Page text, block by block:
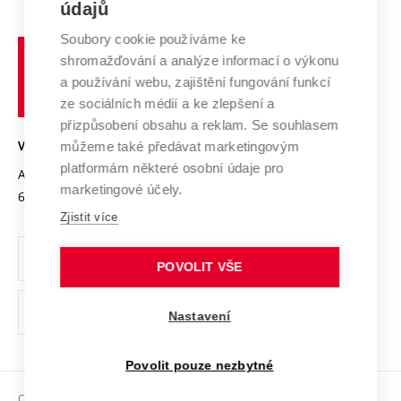
Systém zajišťování kvality výzkumu
Výzkumné infrastruktury
Transfer znalostí
Open Science
Projekty
Projekty ze strukturálních fondů
Specifický výzkum
Zahraniční spolupráce
Spolupráce se školami
Služby univerzity
Mezinárodní dohody
Univerzitní sítě
Profil univerzity
Udržitelná univerzita
Podnikavá univerzita / ContriBUTe
Bezpečná univerzita
Vyznamenání
Organizační struktura
Ochrana osobních údajů
odkaz)
učení
technické
VYSOKÉ UČENÍ TECHNICKÉ V BRNĚ
Antonínská 548/1
602 00 Brno
www.vut.cz
vut@vutbr.cz
Copyright © 2026 VUT
údajů
Soubory cookie používáme ke
shromažďování a analýze informací o výkonu
a používání webu, zajištění fungování funkcí
ze sociálních médií a ke zlepšení a
přizpůsobení obsahu a reklam. Se souhlasem
můžeme také předávat marketingovým
platformám některé osobní údaje pro
marketingové účely.
Zjistit více
POVOLIT VŠE
Nastavení
Povolit pouze nezbytné